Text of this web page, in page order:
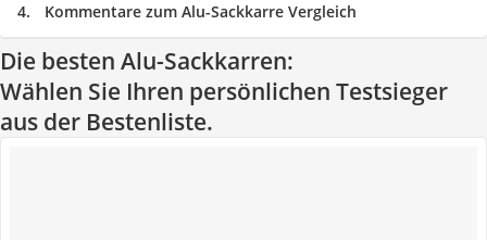
Kommentare zum Alu-Sackkarre Vergleich
Die besten Alu-Sackkarren:
Wählen Sie Ihren persönlichen Testsieger
aus der Bestenliste.